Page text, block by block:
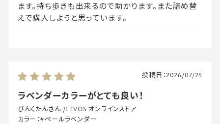
ます。持ち歩きも出来るので助かります。また詰め替
えで購入しようと思っています。
ラベンダーカラーがとても良い！
投稿日：2026/07/25
ぴんくたんさん /ETVOS オンラインストア
カラー：#ペールラベンダー